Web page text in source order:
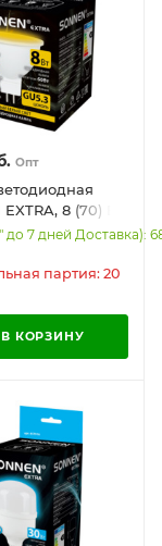
Опт
8 (70) Вт,
теплый
8W-2700,
до 7 дней Доставка):
партия: 20
В КОРЗИНУ